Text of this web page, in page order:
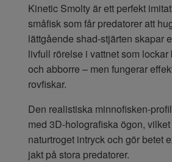
Kinetic Smolty är ett perfekt
småfisk som får predatorer att
lättgående shad-stjärten skapar
livfull rörelse i vattnet som
och abborre – men fungerar
rovfiskar.
Den realistiska minnofisken-
med 3D-holografiska ögon,
naturtroget intryck och gör betet
jakt på stora predatorer.